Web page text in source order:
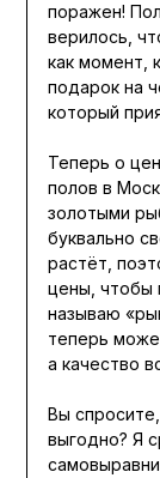
поражен!
верилось,
как момент,
подарок на
который
Теперь о
полов в
золотыми
буквально
растёт,
цены, чтобы
называю
теперь
а качество
Вы
выгодно? Я